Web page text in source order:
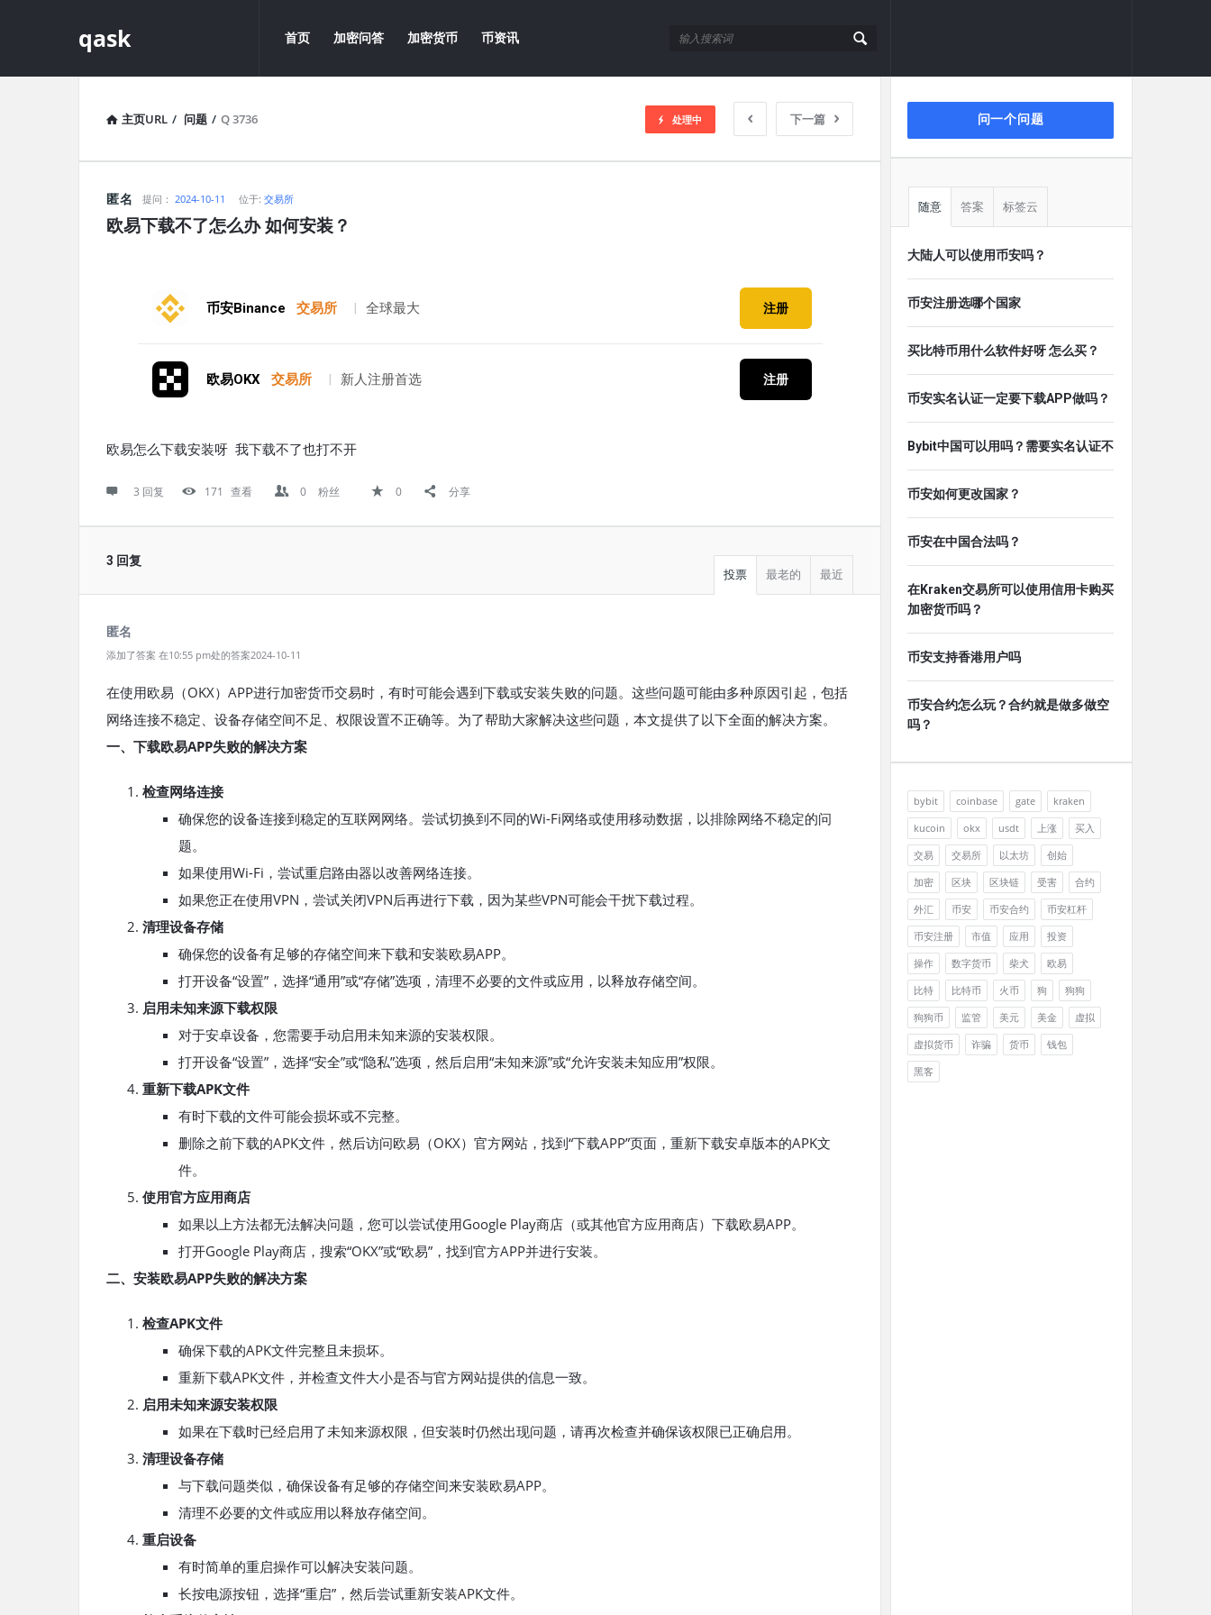
qask
导
航
首页 加密问答 加密货币 币资讯
主页URL / 问题 / Q 3736 下一篇
处理中
qask
最
匿名 提问： 2024-10-11 位于: 交易所
欧易下载不了怎么办 如何安装？
币安Binance 交易所 | 全球最大 注册
欧易OKX 交易所 | 新人注册首选 注册
欧易怎么下载安装呀 我下载不了也打不开
3 回复 171 查看 0 粉丝 0 分享
3 回复
投票 最老的 最近
匿名
添加了答案 在10:55 pm处的答案2024-10-11
在使用欧易（OKX）APP进行加密货币交易时，有时可能会遇到下载或安装失败的问题。这些问题可能由多种原因引起，包括
网络连接不稳定、设备存储空间不足、权限设置不正确等。为了帮助大家解决这些问题，本文提供了以下全面的解决方案。
一、下载欧易APP失败的解决方案
检查网络连接
确保您的设备连接到稳定的互联网网络。尝试切换到不同的Wi-Fi网络或使用移动数据，以排除网络不稳定的问
题。
如果使用Wi-Fi，尝试重启路由器以改善网络连接。
如果您正在使用VPN，尝试关闭VPN后再进行下载，因为某些VPN可能会干扰下载过程。
清理设备存储
确保您的设备有足够的存储空间来下载和安装欧易APP。
打开设备“设置”，选择“通用”或“存储”选项，清理不必要的文件或应用，以释放存储空间。
启用未知来源下载权限
对于安卓设备，您需要手动启用未知来源的安装权限。
打开设备“设置”，选择“安全”或“隐私”选项，然后启用“未知来源”或“允许安装未知应用”权限。
重新下载APK文件
有时下载的文件可能会损坏或不完整。
删除之前下载的APK文件，然后访问欧易（OKX）官方网站，找到“下载APP”页面，重新下载安卓版本的APK文
件。
使用官方应用商店
如果以上方法都无法解决问题，您可以尝试使用Google Play商店（或其他官方应用商店）下载欧易APP。
打开Google Play商店，搜索“OKX”或“欧易”，找到官方APP并进行安装。
二、安装欧易APP失败的解决方案
检查APK文件
确保下载的APK文件完整且未损坏。
重新下载APK文件，并检查文件大小是否与官方网站提供的信息一致。
启用未知来源安装权限
如果在下载时已经启用了未知来源权限，但安装时仍然出现问题，请再次检查并确保该权限已正确启用。
清理设备存储
与下载问题类似，确保设备有足够的存储空间来安装欧易APP。
清理不必要的文件或应用以释放存储空间。
重启设备
有时简单的重启操作可以解决安装问题。
长按电源按钮，选择“重启”，然后尝试重新安装APK文件。
问一个问题
随意 答案 标签云
大陆人可以使用币安吗？
币安注册选哪个国家
买比特币用什么软件好呀 怎么买？
币安实名认证一定要下载APP做吗？
Bybit中国可以用吗？需要实名认证不
币安如何更改国家？
币安在中国合法吗？
在Kraken交易所可以使用信用卡购买
加密货币吗？
币安支持香港用户吗
币安合约怎么玩？合约就是做多做空
吗？
bybit coinbase gate
kraken
kucoin
okx usdt 上涨
买入
交易
交易所 以太坊
创始
加密
区块 区块链 受害
合约
外汇
币安 币安合约
币安杠杆
币安注册
市值 应用
投资
操作
数字货币 柴犬
欧易
比特
比特币 火币 狗
狗狗
狗狗币
监管 美元 美金
虚拟
虚拟货币
诈骗 货币
钱包
黑客